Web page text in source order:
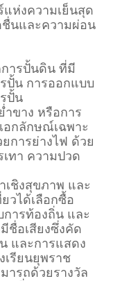
แห่งความเย็นสุด
นและความผ่อน
ารปั้นดิน ที่มี
ปั้น การออกแบบ
ปั้น
ขาง หรือการ
อกลักษณ์เฉพาะ
การย่างไฟ ด้วย
ทา ความปวด
ชิงสุขภาพ และ
วได้เลือกซื้อ
ารท้องถิ่น และ
ชื่อเสียงซึ่งคัด
และการแสดง
เรียนยุพราช
ารถด้วยรางวัล